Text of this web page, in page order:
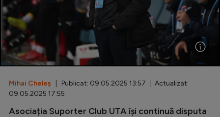
Fotbal feminin
Special
Diverse
Inedit
Clasamente
Mihai Cheleș | Publicat: 09.05.2025 13:57 | Actualizat:
09.05.2025 17:55
Asociația Suporter Club UTA își continuă disputa